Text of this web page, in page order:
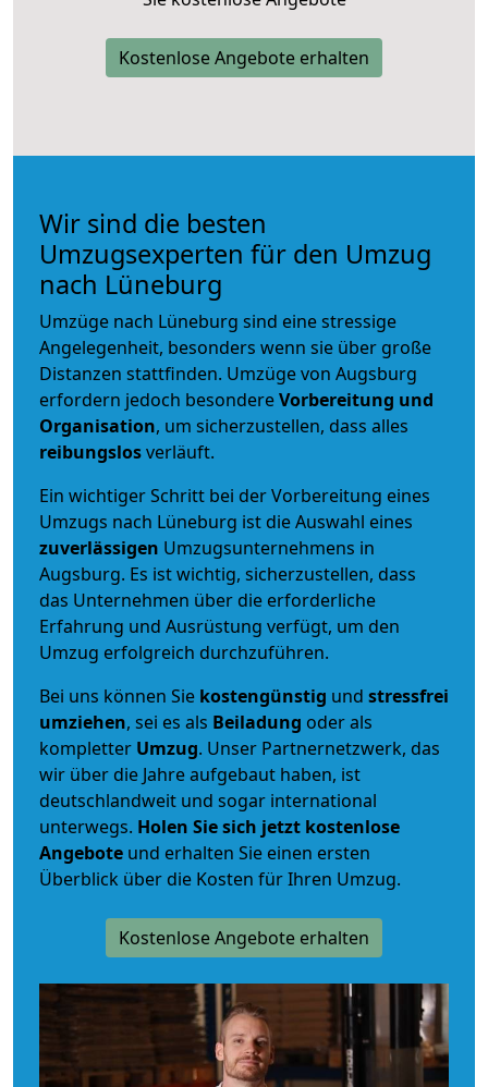
Kostenlose Angebote erhalten
Wir sind die besten
Umzugsexperten für den Umzug
nach Lüneburg
Umzüge nach Lüneburg sind eine stressige
Angelegenheit, besonders wenn sie über große
Distanzen stattfinden. Umzüge von Augsburg
erfordern jedoch besondereVorbereitung und
Organisation, um sicherzustellen, dass alles
reibungslosverläuft.
Ein wichtiger Schritt bei der Vorbereitung eines
Umzugs nach Lüneburg ist die Auswahl eines
zuverlässigen Umzugsunternehmens in
Augsburg. Es ist wichtig, sicherzustellen, dass
das Unternehmen über die erforderliche
Erfahrung und Ausrüstung verfügt, um den
Umzug erfolgreich durchzuführen.
Bei uns können Sie kostengünstig und stressfrei
umziehen, sei es als Beiladung oder als
kompletter Umzug. Unser Partnernetzwerk, das
wir über die Jahre aufgebaut haben, ist
deutschlandweit und sogar international
unterwegs. Holen Sie sich jetzt kostenlose
Angebote und erhalten Sie einen ersten
Überblick über die Kosten für Ihren Umzug.
Kostenlose Angebote erhalten